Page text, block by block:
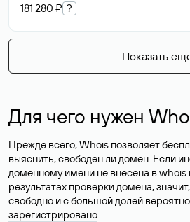
181 280 ₽ ?
Показать
Для чего нужен
Прежде всего, Whois позволяет
выяснить, свободен ли домен. Если
доменному имени не внесена в whois
результатах проверки домена,
свободно и с большой долей
зарегистрировано.